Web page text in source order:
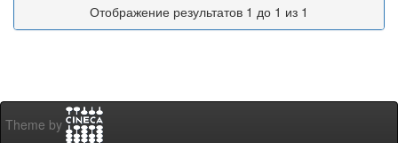
Отображение результатов 1 до 1 из 1
Theme by